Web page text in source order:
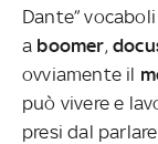
Dante”
a boomer,
ovviamente il
può vivere e
presi dal